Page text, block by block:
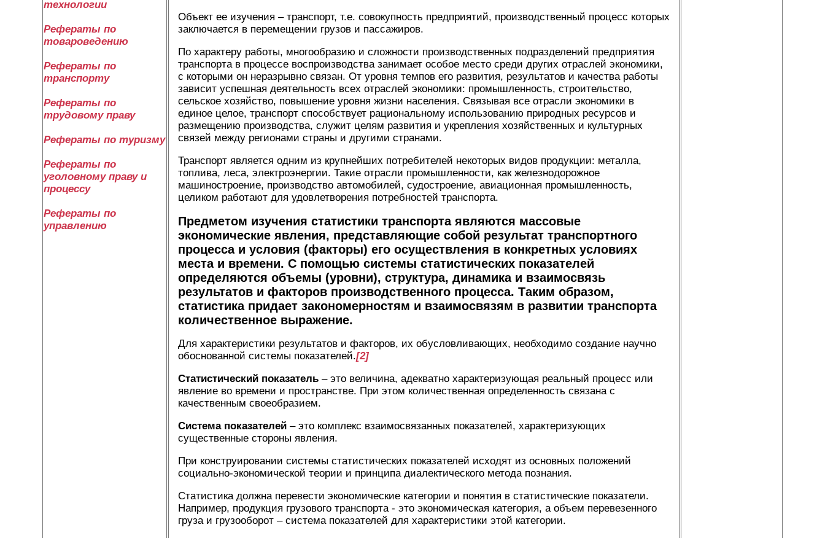
технологии
Рефераты по
товароведению
Рефераты по
транспорту
Рефераты по
трудовому праву
Рефераты по туризму
Рефераты по
уголовному праву и
процессу
Рефераты по
управлению
Объект ее изучения – транспорт, т.е. совокупность предприятий, производственный процесс которых
заключается в перемещении грузов и пассажиров.
По характеру работы, многообразию и сложности производственных подразделений предприятия
транспорта в процессе воспроизводства занимает особое место среди других отраслей экономики,
с которыми он неразрывно связан. От уровня темпов его развития, результатов и качества работы
зависит успешная деятельность всех отраслей экономики: промышленность, строительство,
сельское хозяйство, повышение уровня жизни населения. Связывая все отрасли экономики в
единое целое, транспорт способствует рациональному использованию природных ресурсов и
размещению производства, служит целям развития и укрепления хозяйственных и культурных
связей между регионами страны и другими странами.
Транспорт является одним из крупнейших потребителей некоторых видов продукции: металла,
топлива, леса, электроэнергии. Такие отрасли промышленности, как железнодорожное
машиностроение, производство автомобилей, судостроение, авиационная промышленность,
целиком работают для удовлетворения потребностей транспорта.
Предметом изучения статистики транспорта являются массовые
экономические явления, представляющие собой результат транспортного
процесса и условия (факторы) его осуществления в конкретных условиях
места и времени. С помощью системы статистических показателей
определяются объемы (уровни), структура, динамика и взаимосвязь
результатов и факторов производственного процесса. Таким образом,
статистика придает закономерностям и взаимосвязям в развитии транспорта
количественное выражение.
Для характеристики результатов и факторов, их обусловливающих, необходимо создание научно
обоснованной системы показателей.[2]
Статистический показатель – это величина, адекватно характеризующая реальный процесс или
явление во времени и пространстве. При этом количественная определенность связана с
качественным своеобразием.
Система показателей – это комплекс взаимосвязанных показателей, характеризующих
существенные стороны явления.
При конструировании системы статистических показателей исходят из основных положений
социально-экономической теории и принципа диалектического метода познания.
Статистика должна перевести экономические категории и понятия в статистические показатели.
Например, продукция грузового транспорта - это экономическая категория, а объем перевезенного
груза и грузооборот – система показателей для характеристики этой категории.